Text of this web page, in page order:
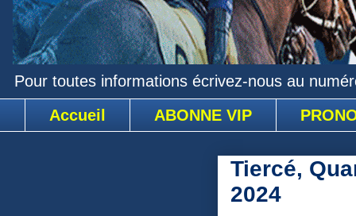
Pour toutes informations écrivez-nous au
Accueil
ABONNE VIP
Tiercé,
2024